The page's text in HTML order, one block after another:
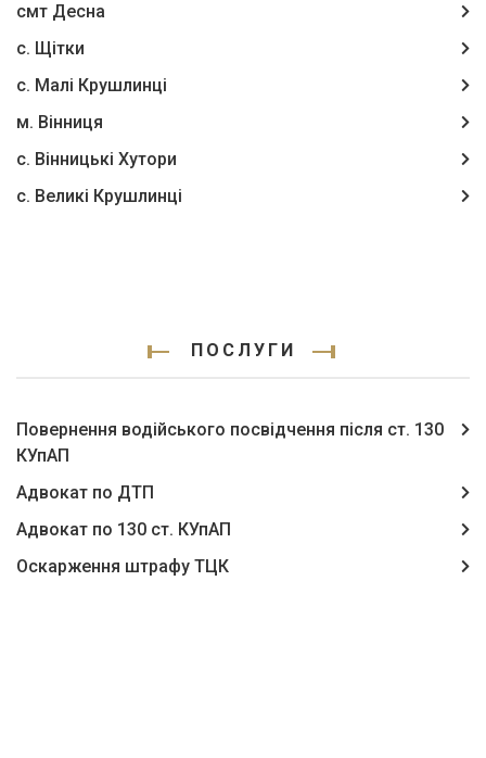
смт Десна
с. Щітки
с. Малі Крушлинці
м. Вінниця
с. Вінницькі Хутори
с. Великі Крушлинці
ПОСЛУГИ
Повернення водійського посвідчення після ст. 130
КУпАП
Адвокат по ДТП
Адвокат по 130 ст. КУпАП
Оскарження штрафу ТЦК